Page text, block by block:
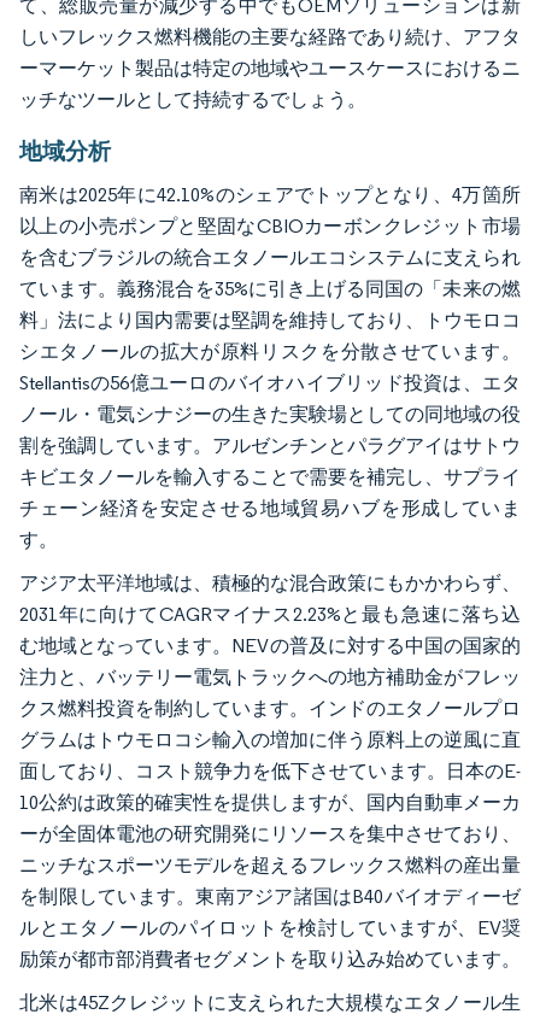
て、総販売量が減少する中でもOEMソリューションは新
しいフレックス燃料機能の主要な経路であり続け、アフタ
ーマーケット製品は特定の地域やユースケースにおけるニ
ッチなツールとして持続するでしょう。
地域分析
南米は2025年に42.10%のシェアでトップとなり、4万箇所
以上の小売ポンプと堅固なCBIOカーボンクレジット市場
を含むブラジルの統合エタノールエコシステムに支えられ
ています。義務混合を35%に引き上げる同国の「未来の燃
料」法により国内需要は堅調を維持しており、トウモロコ
シエタノールの拡大が原料リスクを分散させています。
Stellantisの56億ユーロのバイオハイブリッド投資は、エタ
ノール・電気シナジーの生きた実験場としての同地域の役
割を強調しています。アルゼンチンとパラグアイはサトウ
キビエタノールを輸入することで需要を補完し、サプライ
チェーン経済を安定させる地域貿易ハブを形成していま
す。
アジア太平洋地域は、積極的な混合政策にもかかわらず、
2031年に向けてCAGRマイナス2.23%と最も急速に落ち込
む地域となっています。NEVの普及に対する中国の国家的
注力と、バッテリー電気トラックへの地方補助金がフレッ
クス燃料投資を制約しています。インドのエタノールプロ
グラムはトウモロコシ輸入の増加に伴う原料上の逆風に直
面しており、コスト競争力を低下させています。日本のE-
10公約は政策的確実性を提供しますが、国内自動車メーカ
ーが全固体電池の研究開発にリソースを集中させており、
ニッチなスポーツモデルを超えるフレックス燃料の産出量
を制限しています。東南アジア諸国はB40バイオディーゼ
ルとエタノールのパイロットを検討していますが、EV奨
励策が都市部消費者セグメントを取り込み始めています。
北米は45Zクレジットに支えられた大規模なエタノール生